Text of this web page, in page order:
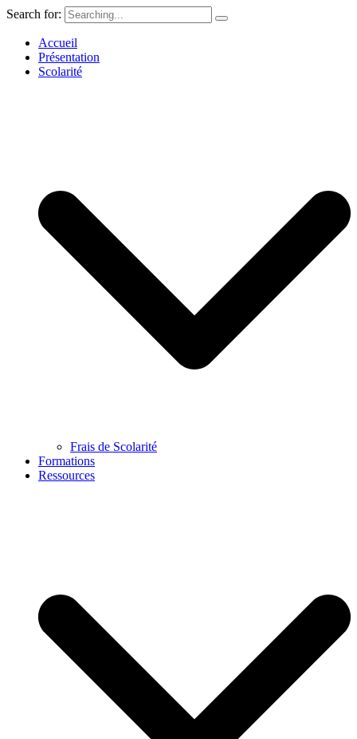
Search for:
Accueil
Présentation
Scolarité
Frais de Scolarité
Formations
Ressources